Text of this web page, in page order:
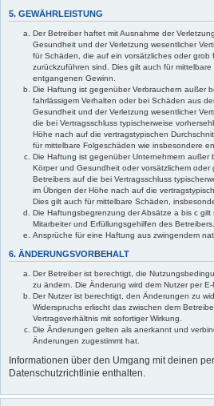
5. GEWÄHRLEISTUNG
Der Betreiber haftet mit Ausnahme der
Gesundheit und der Verletzung wesentlicher
für Schäden, die auf ein vorsätzliches oder grob
zurückzuführen sind. Dies gilt auch für
entgangenen Gewinn.
Die Haftung ist gegenüber Verbrauchern außer
fahrlässigem Verhalten oder bei Schäden aus
Gesundheit und der Verletzung wesentlicher
die bei Vertragsschluss typischerweise
Höhe nach auf die vertragstypischen
für mittelbare Folgeschäden wie insbesondere
Die Haftung ist gegenüber Unternehmern außer
Körper und Gesundheit oder vorsätzlichem oder
Betreibers auf die bei Vertragsschluss
im Übrigen der Höhe nach auf die
Dies gilt auch für mittelbare Schäden,
Die Haftungsbegrenzung der Absätze a bis c
Mitarbeiter und Erfüllungsgehilfen des Betreibers.
Ansprüche für eine Haftung aus zwingendem
6. ÄNDERUNGSVORBEHALT
Der Betreiber ist berechtigt, die
zu ändern. Die Änderung wird dem Nutzer per E-
Der Nutzer ist berechtigt, den Änderungen zu
Widerspruchs erlischt das zwischen dem
Vertragsverhältnis mit sofortiger Wirkung.
Die Änderungen gelten als anerkannt und
Änderungen zugestimmt hat.
Informationen über den Umgang mit deinen
Datenschutzrichtlinie enthalten.